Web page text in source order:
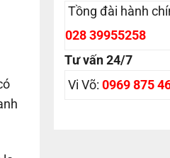
Tồng đài hành
028 39955258
Tư vấn 24/7
Vi Võ: 0969 875